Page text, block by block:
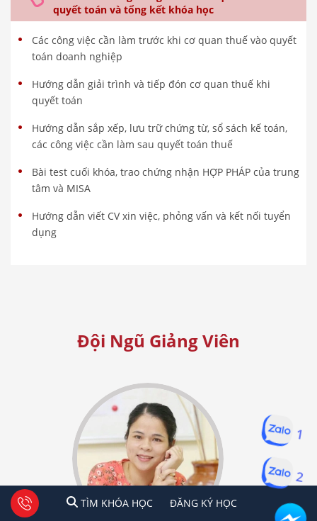
quyết toán và tổng kết khóa học
Các công việc cần làm trước khi cơ quan thuế vào quyết
toán doanh nghiệp
Hướng dẫn giải trình và tiếp đón cơ quan thuế khi
quyết toán
Hướng dẫn sắp xếp, lưu trữ chứng từ, sổ sách kế toán,
các công việc cần làm sau quyết toán thuế
Bài test cuối khóa, trao chứng nhận HỢP PHÁP của trung
tâm và MISA
Hướng dẫn viết CV xin việc, phỏng vấn và kết nối tuyển
dụng
Đội Ngũ Giảng Viên
TÌM KHÓA HỌC ĐĂNG KÍ HỌC
1 2 Tư vấn facebook
TÌM KHÓA HỌC ĐĂNG KÝ HỌC